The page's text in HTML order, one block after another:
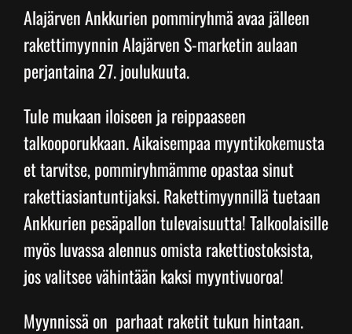
Junnupesis
Palvelut
Info
Yhteystiedot
Alajärven Ankkurien pommiryhmä avaa jälleen
rakettimyynnin Alajärven S-marketin aulaan
perjantaina 27. joulukuuta.
Tule mukaan iloiseen ja reippaaseen
talkooporukkaan. Aikaisempaa myyntikokemusta
et tarvitse, pommiryhmämme opastaa sinut
rakettiasiantuntijaksi. Rakettimyynnillä tuetaan
Ankkurien pesäpallon tulevaisuutta! Talkoolaisille
myös luvassa alennus omista rakettiostoksista,
jos valitsee vähintään kaksi myyntivuoroa!
Myynnissä on parhaat raketit tukun hintaan.